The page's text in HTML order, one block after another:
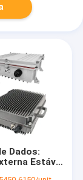
Dados:
Estável